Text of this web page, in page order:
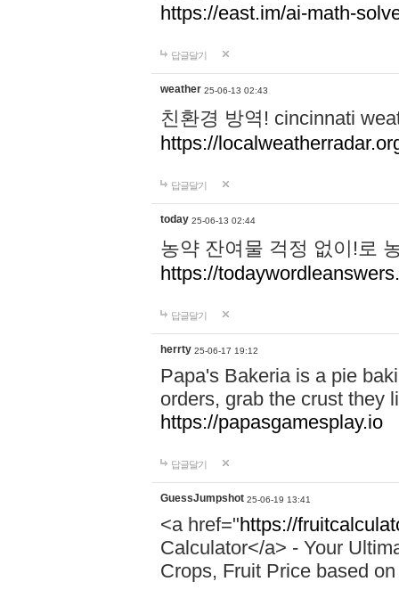
https://east.im/ai-math-
답글달기
weather 25-06-13 02:43
친환경 방역! cincinnati
https://
답글달기
today 25-06-13 02:44
농약 잔여물 걱정 없이!로
https://
답글달기
herrty 25-06-17 19:12
Papa's Bakeria is a pie
orders, grab the crust they
https://papasgamesplay.io
답글달기
GuessJumpshot 25-06-19 13:41
<a href="https://
Calculator</a> - Your
Crops, Fruit Price based